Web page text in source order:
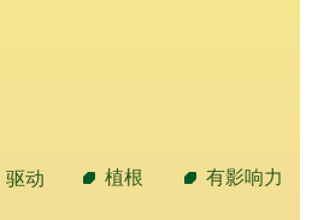
驱动 植根 有影响力